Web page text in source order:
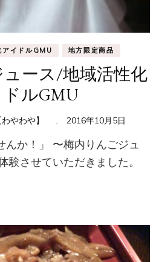
アイドルGMU 地方限定商品
ース/地域活性化
ルGMU
やわや】 、 2016年10月5日
んか！」 〜梅内りんごジュ
験させていただきました。